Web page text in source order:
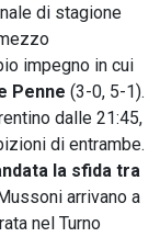
di stagione
impegno in cui
Penne (3-0, 5-1).
dalle 21:45,
di entrambe.
la sfida tra
arrivano a
nel Turno